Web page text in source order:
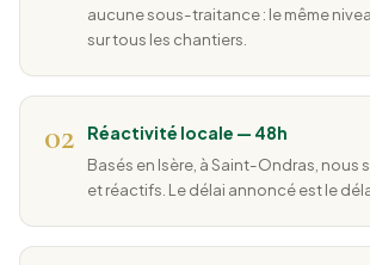
aucune sous-traitance : le même
sur tous les chantiers.
02
Réactivité locale — 48h
Basés en Isère, à Saint-Ondras, nous
et réactifs. Le délai annoncé est le